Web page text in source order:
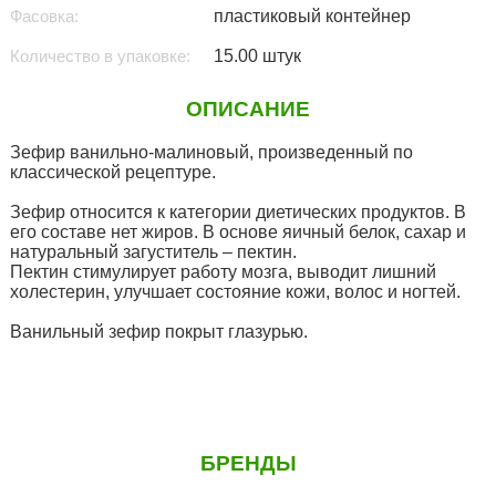
Фасовка: пластиковый контейнер
Количество в упаковке: 15.00 штук
ОПИСАНИЕ
Зефир ванильно-малиновый, произведенный по
классической рецептуре.
Зефир относится к категории диетических продуктов. В
его составе нет жиров. В основе яичный белок, сахар и
натуральный загуститель – пектин.
Пектин стимулирует работу мозга, выводит лишний
холестерин, улучшает состояние кожи, волос и ногтей.
Ванильный зефир покрыт глазурью.
БРЕНДЫ